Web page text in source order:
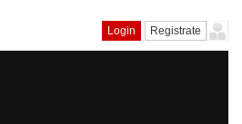
Login Registrate